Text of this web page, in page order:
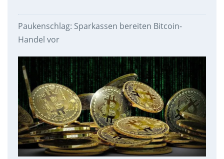
Paukenschlag: Sparkassen bereiten Bitcoin-
Handel vor